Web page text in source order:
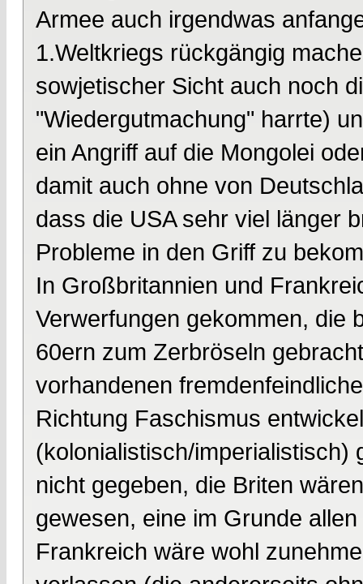
Armee auch irgendwas
1.Weltkriegs rückgängig
sowjetischer Sicht auch noch
"Wiedergutmachung" harrte)
ein Angriff auf die Mongolei
damit auch ohne von
dass die USA sehr viel länger
Probleme in den Griff zu
In Großbritannien und
Verwerfungen gekommen, die
60ern zum Zerbröseln
vorhandenen
Richtung Faschismus
(kolonialistisch/imperialistisch)
nicht gegeben, die Briten
gewesen, eine im Grunde
Frankreich wäre wohl